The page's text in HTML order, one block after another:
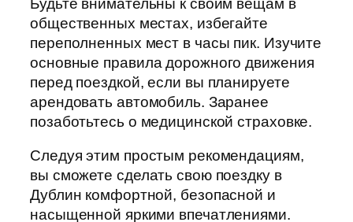
общественных местах, избегайте
переполненных мест в часы пик. Изучите
основные правила дорожного движения
перед поездкой, если вы планируете
арендовать автомобиль. Заранее
позаботьтесь о медицинской страховке.
Следуя этим простым рекомендациям,
вы сможете сделать свою поездку в
Дублин комфортной, безопасной и
насыщенной яркими впечатлениями.